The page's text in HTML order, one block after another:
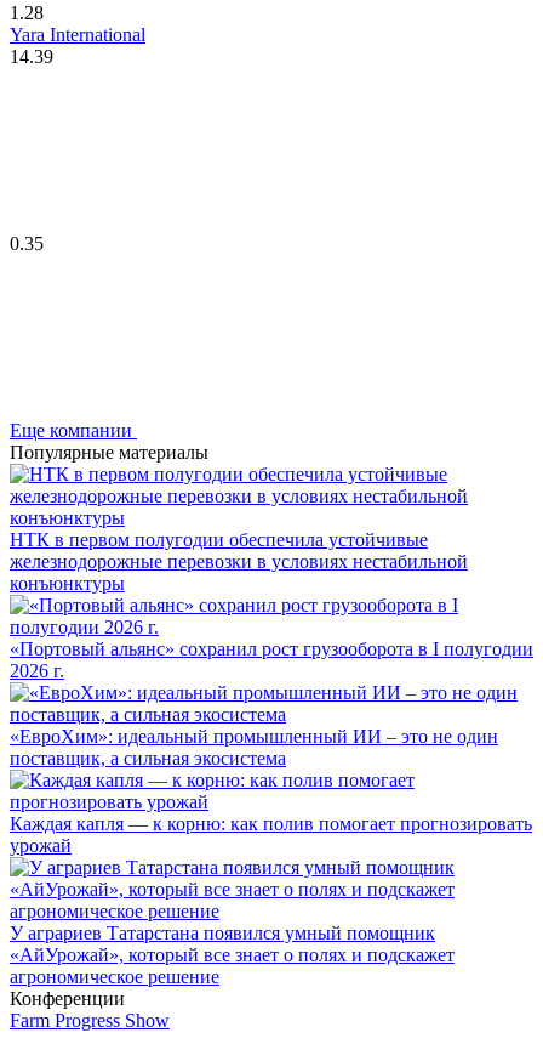
1.28
Yara International
14.39
0.35
Еще компании
Популярные материалы
НТК в первом полугодии обеспечила устойчивые
железнодорожные перевозки в условиях нестабильной
конъюнктуры
«Портовый альянс» сохранил рост грузооборота в I полугодии
2026 г.
«ЕвроХим»: идеальный промышленный ИИ – это не один
поставщик, а сильная экосистема
Каждая капля — к корню: как полив помогает прогнозировать
урожай
У аграриев Татарстана появился умный помощник
«АйУрожай», который все знает о полях и подскажет
агрономическое решение
Конференции
Farm Progress Show